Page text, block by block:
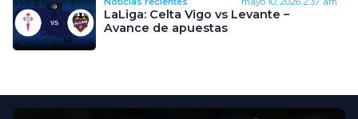
LaLiga: Celta Vigo vs Levante –
Avance de apuestas